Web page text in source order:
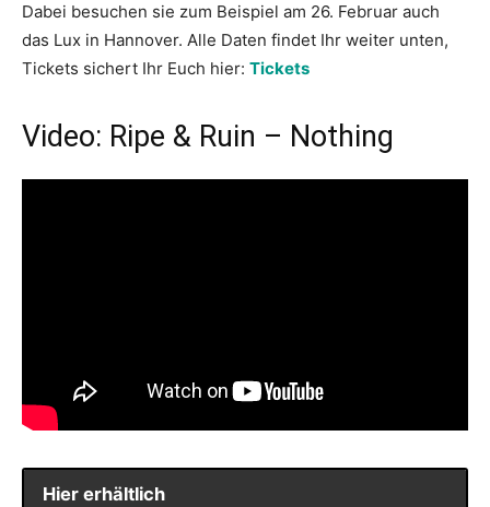
Dabei besuchen sie zum Beispiel am 26. Februar auch
das Lux in Hannover. Alle Daten findet Ihr weiter unten,
Tickets sichert Ihr Euch hier: Tickets
Video: Ripe & Ruin – Nothing
Hier erhältlich